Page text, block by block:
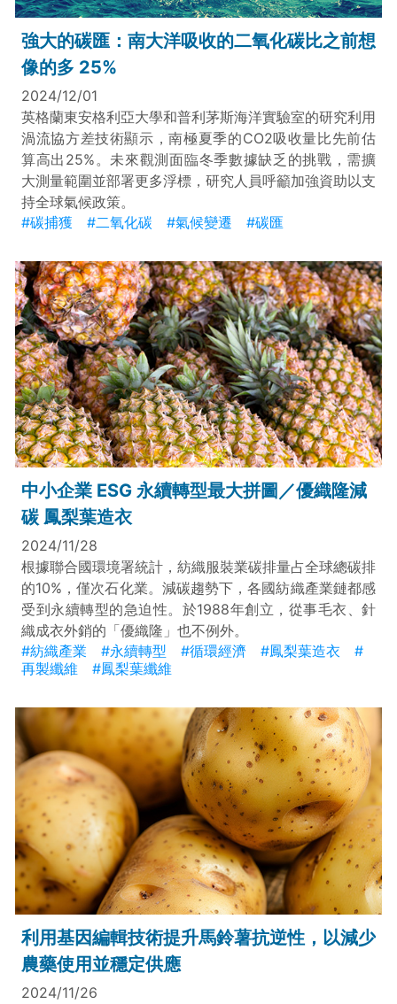
強大的碳匯：南大洋吸收的二氧化碳比之前想
像的多 25%
2024/12/01
英格蘭東安格利亞大學和普利茅斯海洋實驗室的研究利用
渦流協方差技術顯示，南極夏季的CO2吸收量比先前估
算高出25%。未來觀測面臨冬季數據缺乏的挑戰，需擴
大測量範圍並部署更多浮標，研究人員呼籲加強資助以支
持全球氣候政策。
#碳捕獲
#二氧化碳 #氣候變遷 #碳匯
中小企業 ESG 永續轉型最大拼圖／優織隆減
碳 鳳梨葉造衣
2024/11/28
根據聯合國環境署統計，紡織服裝業碳排量占全球總碳排
的10%，僅次石化業。減碳趨勢下，各國紡織產業鏈都感
受到永續轉型的急迫性。於1988年創立，從事毛衣、針
織成衣外銷的「優織隆」也不例外。
#紡織產業
#永續轉型 #循環經濟 #鳳梨葉造衣
#
再製纖維
#鳳梨葉纖維
利用基因編輯技術提升馬鈴薯抗逆性，以減少
農藥使用並穩定供應
2024/11/26